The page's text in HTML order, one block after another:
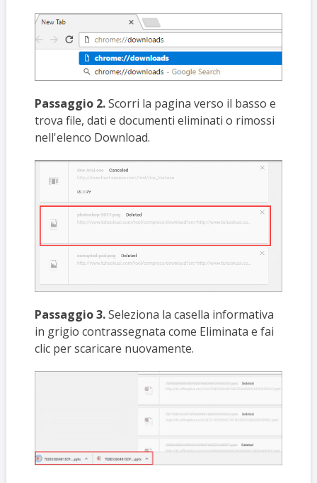
Passaggio 2.Scorri la pagina verso il basso e
trova file, dati e documenti eliminati o rimossi
nell'elenco Download.
Passaggio 3.Seleziona la casella informativa
in grigio contrassegnata come Eliminata e fai
clic per scaricare nuovamente.